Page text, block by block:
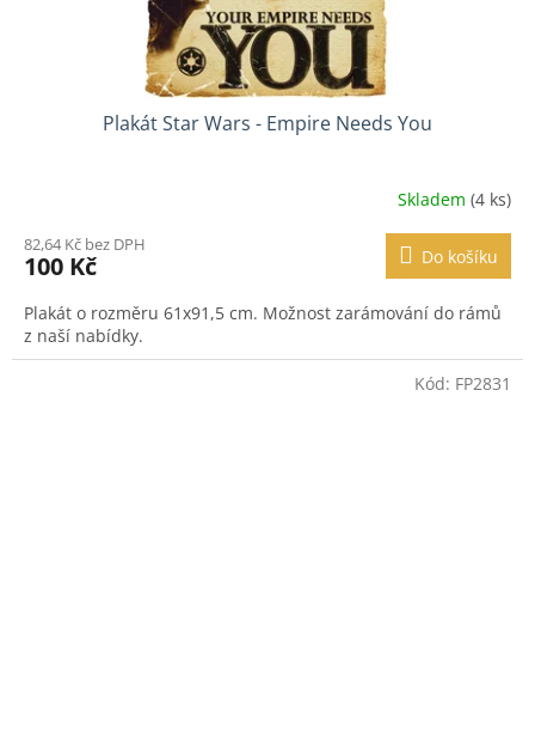
Plakát Star Wars - Empire Needs You
Skladem (4 ks)
82,64 Kč bez DPH
100 Kč Do košíku
Plakát o rozměru 61x91,5 cm. Možnost zarámování do rámů
z naší nabídky.
Kód: FP2831